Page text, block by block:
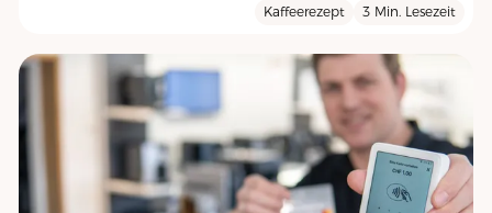
Kaffeerezept 3 Min. Lesezeit